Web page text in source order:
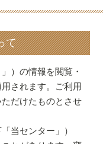
て
）の情報を閲覧・
されます。ご利用
だけたものとさせ
当センター」）